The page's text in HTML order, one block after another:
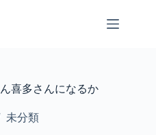
喜多さんになるか
未分類